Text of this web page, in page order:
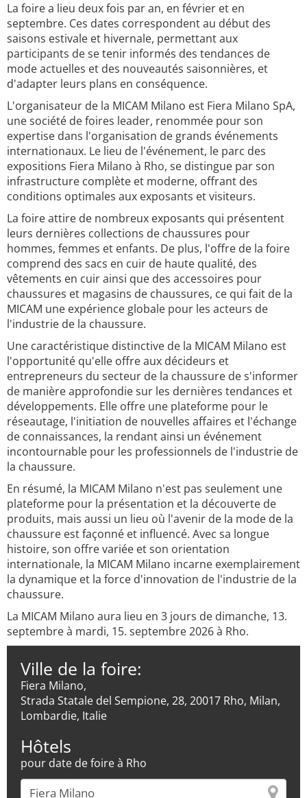
La foire a lieu deux fois par an, en février et en
septembre. Ces dates correspondent au début des
saisons estivale et hivernale, permettant aux
participants de se tenir informés des tendances de
mode actuelles et des nouveautés saisonnières, et
d'adapter leurs plans en conséquence.
L'organisateur de la MICAM Milano est Fiera Milano SpA,
une société de foires leader, renommée pour son
expertise dans l'organisation de grands événements
internationaux. Le lieu de l'événement, le parc des
expositions Fiera Milano à Rho, se distingue par son
infrastructure complète et moderne, offrant des
conditions optimales aux exposants et visiteurs.
La foire attire de nombreux exposants qui présentent
leurs dernières collections de chaussures pour
hommes, femmes et enfants. De plus, l'offre de la foire
comprend des sacs en cuir de haute qualité, des
vêtements en cuir ainsi que des accessoires pour
chaussures et magasins de chaussures, ce qui fait de la
MICAM une expérience globale pour les acteurs de
l'industrie de la chaussure.
Une caractéristique distinctive de la MICAM Milano est
l'opportunité qu'elle offre aux décideurs et
entrepreneurs du secteur de la chaussure de s'informer
de manière approfondie sur les dernières tendances et
développements. Elle offre une plateforme pour le
réseautage, l'initiation de nouvelles affaires et l'échange
de connaissances, la rendant ainsi un événement
incontournable pour les professionnels de l'industrie de
la chaussure.
En résumé, la MICAM Milano n'est pas seulement une
plateforme pour la présentation et la découverte de
produits, mais aussi un lieu où l'avenir de la mode de la
chaussure est façonné et influencé. Avec sa longue
histoire, son offre variée et son orientation
internationale, la MICAM Milano incarne exemplairement
la dynamique et la force d'innovation de l'industrie de la
chaussure.
La MICAM Milano aura lieu en 3 jours de dimanche, 13.
septembre à mardi, 15. septembre 2026 à Rho.
Ville de la foire:
Fiera Milano,
Strada Statale del Sempione, 28, 20017 Rho, Milan,
Lombardie, Italie
Hôtels
pour date de foire à Rho